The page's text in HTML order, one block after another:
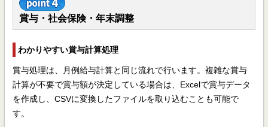
賞与・社会保険・年末調整
わかりやすい賞与計算処理
賞与処理は、月例給与計算と同じ流れで行います。複雑な賞与
計算が不要で賞与額が決定している場合は、Excelで賞与データ
を作成し、CSVに変換したファイルを取り込むことも可能で
す。